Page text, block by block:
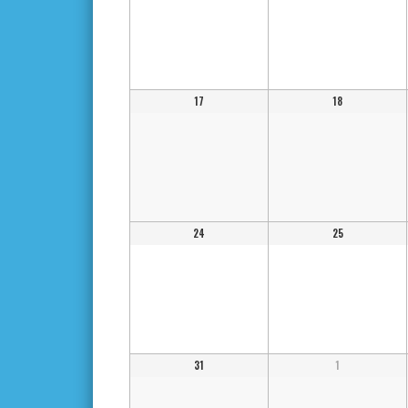
17 18
24 25
31 1